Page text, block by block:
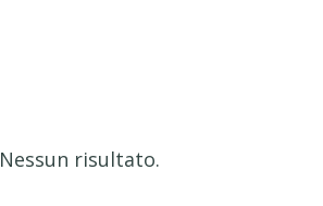
Nessun risultato.